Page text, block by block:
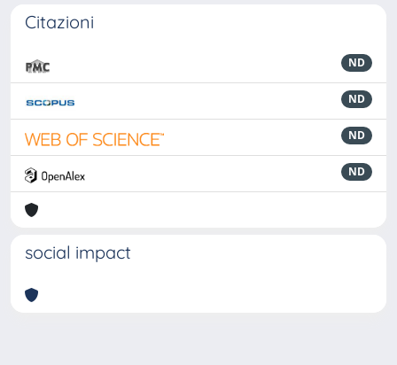
Citazioni
ND
ND
ND
ND
social impact